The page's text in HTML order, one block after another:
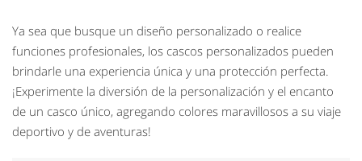
Ya sea que busque un diseño personalizado o realice
funciones profesionales, los cascos personalizados pueden
brindarle una experiencia única y una protección perfecta.
¡Experimente la diversión de la personalización y el encanto
de un casco único, agregando colores maravillosos a su viaje
deportivo y de aventuras!